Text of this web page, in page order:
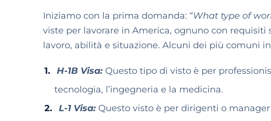
Iniziamo con la prima domanda: “What type of
viste per lavorare in America, ognuno con requisiti
lavoro, abilità e situazione. Alcuni dei più comuni
H-1B Visa:Questo tipo di visto è per
tecnologia, l’ingegneria e la medicina.
L-1 Visa:Questo visto è per dirigenti o manager